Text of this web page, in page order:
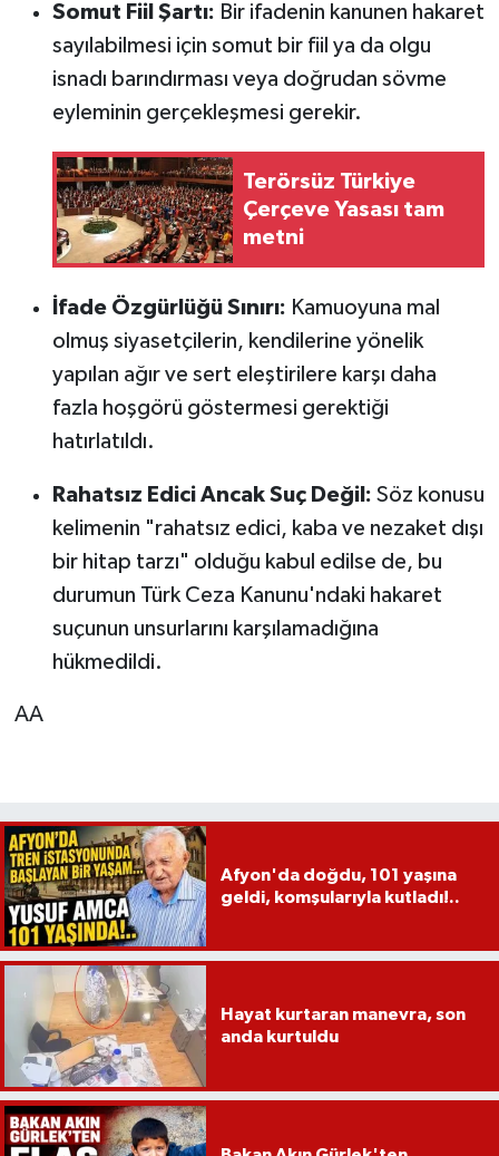
Somut Fiil Şartı: Bir ifadenin kanunen hakaret
sayılabilmesi için somut bir fiil ya da olgu
isnadı barındırması veya doğrudan sövme
eyleminin gerçekleşmesi gerekir.
Terörsüz Türkiye
Çerçeve Yasası tam
metni
İfade Özgürlüğü Sınırı: Kamuoyuna mal
olmuş siyasetçilerin, kendilerine yönelik
yapılan ağır ve sert eleştirilere karşı daha
fazla hoşgörü göstermesi gerektiği
hatırlatıldı.
Rahatsız Edici Ancak Suç Değil: Söz konusu
kelimenin "rahatsız edici, kaba ve nezaket dışı
bir hitap tarzı" olduğu kabul edilse de, bu
durumun Türk Ceza Kanunu'ndaki hakaret
suçunun unsurlarını karşılamadığına
hükmedildi.
AA
Afyon'da doğdu, 101 yaşına
geldi, komşularıyla kutladı!..
Hayat kurtaran manevra, son
anda kurtuldu